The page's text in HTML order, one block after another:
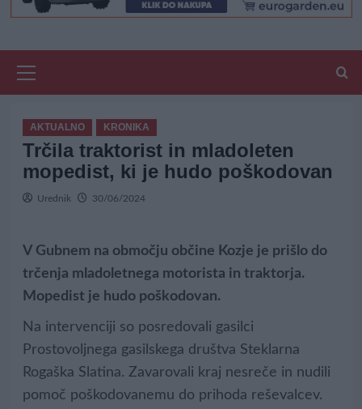
Menu
AKTUALNO KRONIKA
Trčila traktorist in mladoleten
mopedist, ki je hudo poškodovan
Urednik 30/06/2024
V Gubnem na območju občine Kozje je prišlo do
trčenja mladoletnega motorista in traktorja.
Mopedist je hudo poškodovan.
Na intervenciji so posredovali gasilci
Prostovoljnega gasilskega društva Steklarna
Rogaška Slatina. Zavarovali kraj nesreče in nudili
pomoč poškodovanemu do prihoda reševalcev.